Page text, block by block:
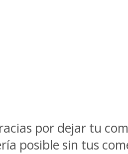
por dejar tu
posible sin tus